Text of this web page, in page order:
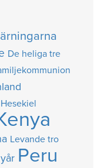
De heliga tre
Hesekiel
Levande tro
Peru